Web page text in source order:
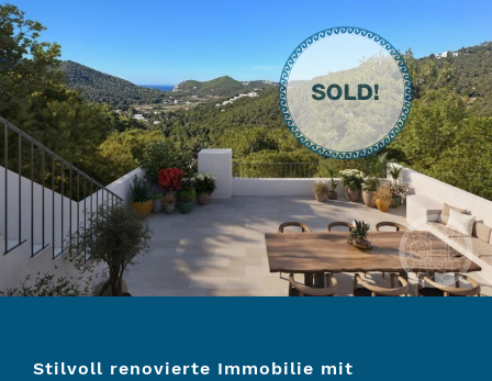
Stilvoll renovierte Immobilie mit